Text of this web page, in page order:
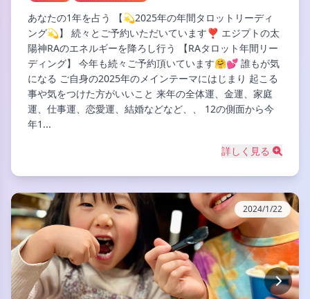
あなたの1年を占う 【💫2025年の年間タロットリーディ
ング💫】 続々とご予約いただいています❣ エジプトの太
陽神RAのエネルギーを降ろし行う 【RAタロット年間リー
ディング】 今年も続々ご予約頂いています🤗💕 誰もが気
になる ご自身の2025年のメインテーマにはじまり 起こる
事や気をつけた方がいいこと 来年の全体運、金運、家庭
運、仕事運、恋愛運、結婚などなど、、 12の側面から今
年1...
詳しく見る
2024/1/22